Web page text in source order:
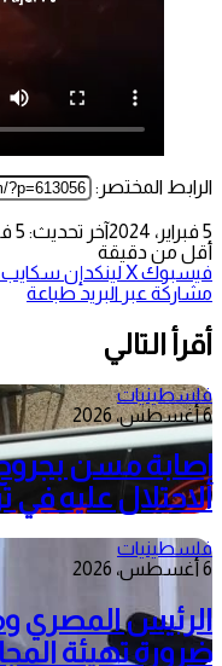
الرابط المختصر:
5 فبراير، 2024
آخر تحديث: 5 فبراير، 2024
أقل من دقيقة
فيسبوك‫Xلينكدإن سكايب
مشاركة عبر البريد طباعة
أقرأ التالي
فلسطينيات
6 أغسطس، 2026
إصابة مسن
الاحتلال عليه في
فلسطينيات
6 أغسطس، 2026
الرئيس المصري
ضرورة تهيئة